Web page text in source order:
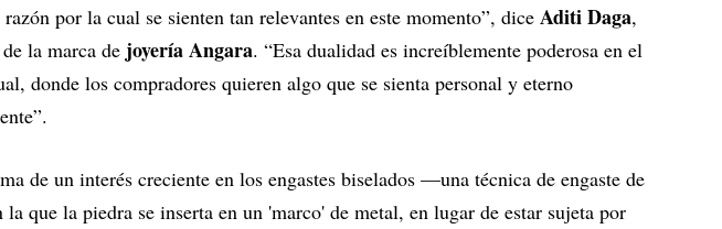
por la cual se sienten tan relevantes en este momento”, dice Aditi Daga,
la marca de joyería Angara. “Esa dualidad es increíblemente poderosa en el
donde los compradores quieren algo que se sienta personal y eterno
de un interés creciente en los engastes biselados —una técnica de engaste de
la que la piedra se inserta en un 'marco' de metal, en lugar de estar sujeta por